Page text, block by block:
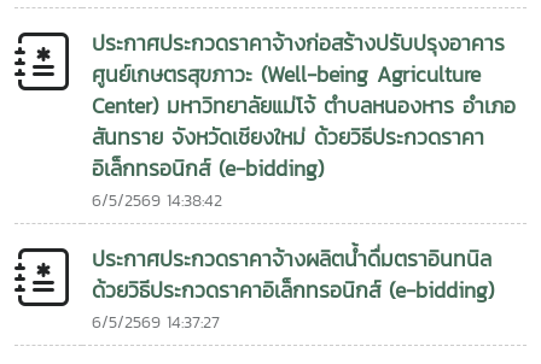
ประกาศประกวดราคาจ้างก่อสร้างปรับปรุงอาคาร
ศูนย์เกษตรสุขภาวะ (Well-being Agriculture
Center) มหาวิทยาลัยแม่โจ้ ตำบลหนองหาร อำเภอ
สันทราย จังหวัดเชียงใหม่ ด้วยวิธีประกวดราคา
อิเล็กทรอนิกส์ (e-bidding)
6/5/2569 14:38:42
ประกาศประกวดราคาจ้างผลิตน้ำดื่มตราอินทนิล
ด้วยวิธีประกวดราคาอิเล็กทรอนิกส์ (e-bidding)
6/5/2569 14:37:27